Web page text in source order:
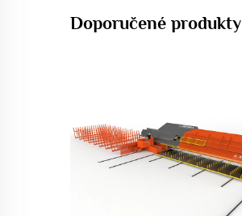
Doporučené produkty